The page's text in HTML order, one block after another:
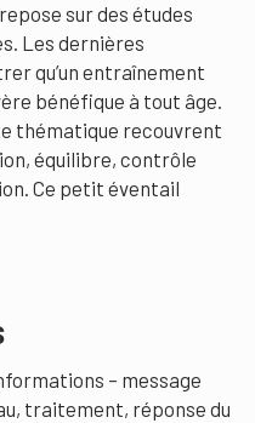
sur des études
Les dernières
qu’un entraînement
bénéfique à tout âge.
thématique recouvrent
équilibre, contrôle
Ce petit éventail
– message
traitement, réponse du